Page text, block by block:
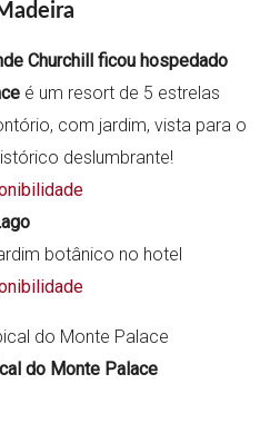
Churchill ficou hospedado
é um resort de 5 estrelas
com jardim, vista para o
deslumbrante!
botânico no hotel
do Monte Palace